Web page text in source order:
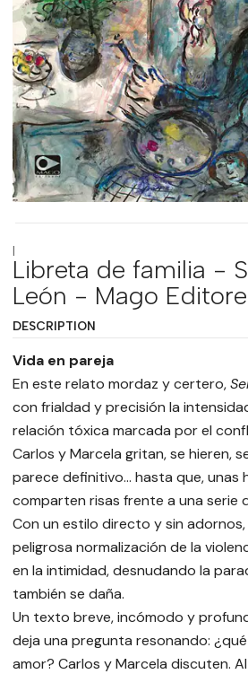
|
Libreta de familia -
León - Mago
DESCRIPTION
Vida en pareja
En este relato mordaz y certero,
con frialdad y precisión la
relación tóxica marcada por el
Carlos y Marcela gritan, se hieren,
parece definitivo… hasta que, unas
comparten risas frente a una serie
Con un estilo directo y sin
peligrosa normalización de la
en la intimidad, desnudando la
también se daña.
Un texto breve, incómodo y
deja una pregunta resonando:
amor? Carlos y Marcela discuten.